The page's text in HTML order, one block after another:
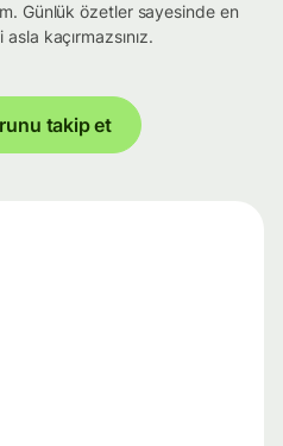
Günlük özetler sayesinde en
kaçırmazsınız.
takip et